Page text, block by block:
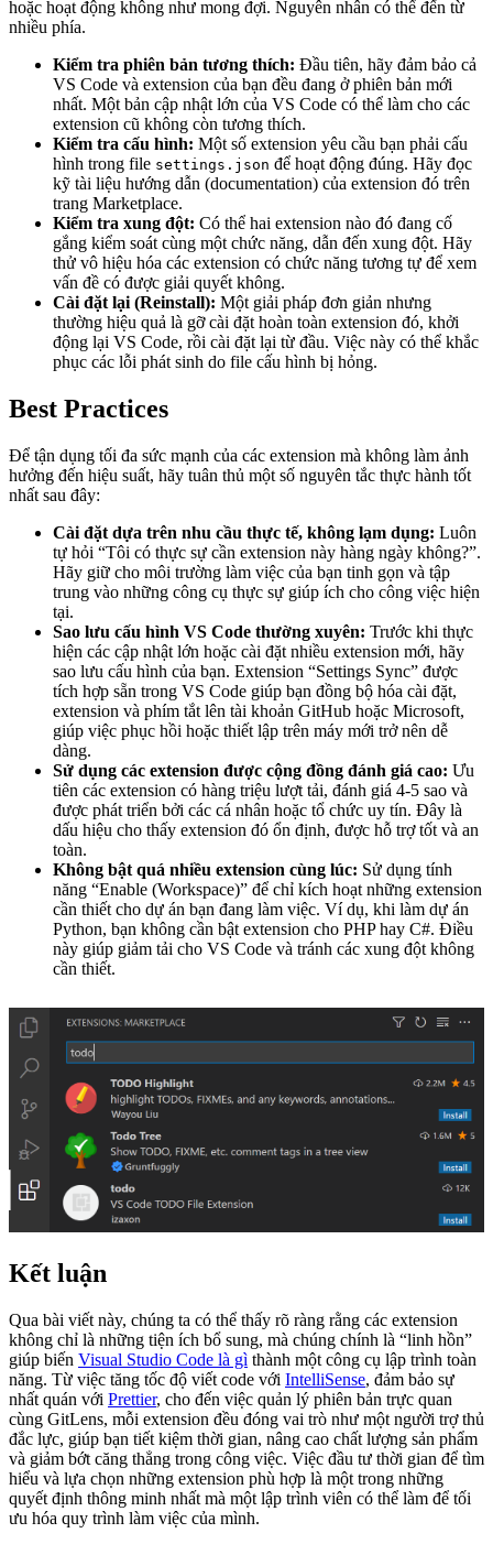
hoặc hoạt động không như mong đợi. Nguyên nhân có thể đến từ
nhiều phía.
Kiểm tra phiên bản tương thích: Đầu tiên, hãy đảm bảo cả
VS Code và extension của bạn đều đang ở phiên bản mới
nhất. Một bản cập nhật lớn của VS Code có thể làm cho các
extension cũ không còn tương thích.
Kiểm tra cấu hình: Một số extension yêu cầu bạn phải cấu
hình trong file settings.json để hoạt động đúng. Hãy đọc
kỹ tài liệu hướng dẫn (documentation) của extension đó trên
trang Marketplace.
Kiểm tra xung đột: Có thể hai extension nào đó đang cố
gắng kiểm soát cùng một chức năng, dẫn đến xung đột. Hãy
thử vô hiệu hóa các extension có chức năng tương tự để xem
vấn đề có được giải quyết không.
Cài đặt lại (Reinstall): Một giải pháp đơn giản nhưng
thường hiệu quả là gỡ cài đặt hoàn toàn extension đó, khởi
động lại VS Code, rồi cài đặt lại từ đầu. Việc này có thể khắc
phục các lỗi phát sinh do file cấu hình bị hỏng.
Best Practices
Để tận dụng tối đa sức mạnh của các extension mà không làm ảnh
hưởng đến hiệu suất, hãy tuân thủ một số nguyên tắc thực hành tốt
nhất sau đây:
Cài đặt dựa trên nhu cầu thực tế, không lạm dụng: Luôn
tự hỏi “Tôi có thực sự cần extension này hàng ngày không?”.
Hãy giữ cho môi trường làm việc của bạn tinh gọn và tập
trung vào những công cụ thực sự giúp ích cho công việc hiện
tại.
Sao lưu cấu hình VS Code thường xuyên: Trước khi thực
hiện các cập nhật lớn hoặc cài đặt nhiều extension mới, hãy
sao lưu cấu hình của bạn. Extension “Settings Sync” được
tích hợp sẵn trong VS Code giúp bạn đồng bộ hóa cài đặt,
extension và phím tắt lên tài khoản GitHub hoặc Microsoft,
giúp việc phục hồi hoặc thiết lập trên máy mới trở nên dễ
dàng.
Sử dụng các extension được cộng đồng đánh giá cao: Ưu
tiên các extension có hàng triệu lượt tải, đánh giá 4-5 sao và
được phát triển bởi các cá nhân hoặc tổ chức uy tín. Đây là
dấu hiệu cho thấy extension đó ổn định, được hỗ trợ tốt và an
toàn.
Không bật quá nhiều extension cùng lúc: Sử dụng tính
năng “Enable (Workspace)” để chỉ kích hoạt những extension
cần thiết cho dự án bạn đang làm việc. Ví dụ, khi làm dự án
Python, bạn không cần bật extension cho PHP hay C#. Điều
này giúp giảm tải cho VS Code và tránh các xung đột không
cần thiết.
Kết luận
Qua bài viết này, chúng ta có thể thấy rõ ràng rằng các extension
không chỉ là những tiện ích bổ sung, mà chúng chính là “linh hồn”
giúp biến Visual Studio Code là gì thành một công cụ lập trình toàn
năng. Từ việc tăng tốc độ viết code với IntelliSense, đảm bảo sự
nhất quán với Prettier, cho đến việc quản lý phiên bản trực quan
cùng GitLens, mỗi extension đều đóng vai trò như một người trợ thủ
đắc lực, giúp bạn tiết kiệm thời gian, nâng cao chất lượng sản phẩm
và giảm bớt căng thẳng trong công việc. Việc đầu tư thời gian để tìm
hiểu và lựa chọn những extension phù hợp là một trong những
quyết định thông minh nhất mà một lập trình viên có thể làm để tối
ưu hóa quy trình làm việc của mình.